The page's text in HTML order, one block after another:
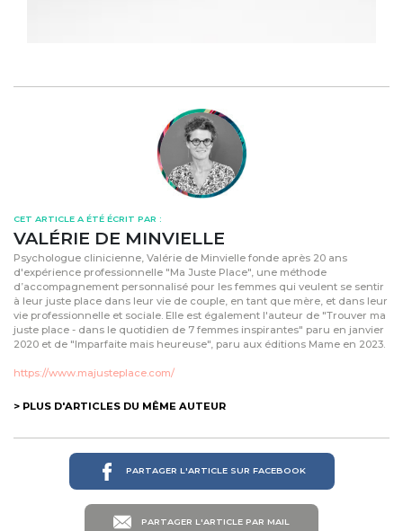
CET ARTICLE A ÉTÉ ÉCRIT PAR :
VALÉRIE DE MINVIELLE
Psychologue clinicienne, Valérie de Minvielle fonde après 20 ans
d'expérience professionnelle "Ma Juste Place", une méthode
d’accompagnement personnalisé pour les femmes qui veulent se sentir
à leur juste place dans leur vie de couple, en tant que mère, et dans leur
vie professionnelle et sociale. Elle est également l'auteur de "Trouver ma
juste place - dans le quotidien de 7 femmes inspirantes" paru en janvier
2020 et de "Imparfaite mais heureuse", paru aux éditions Mame en 2023.
https://www.majusteplace.com/
> PLUS D'ARTICLES DU MÊME AUTEUR
PARTAGER L'ARTICLE SUR FACEBOOK
PARTAGER L'ARTICLE PAR MAIL